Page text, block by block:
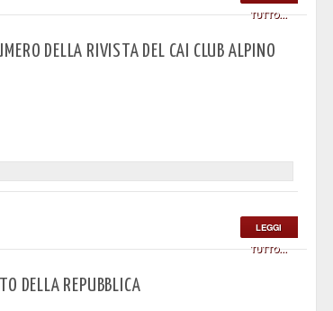
TUTTO...
DELLA RIVISTA DEL CAI CLUB ALPINO
LEGGI
TUTTO...
DELLA REPUBBLICA